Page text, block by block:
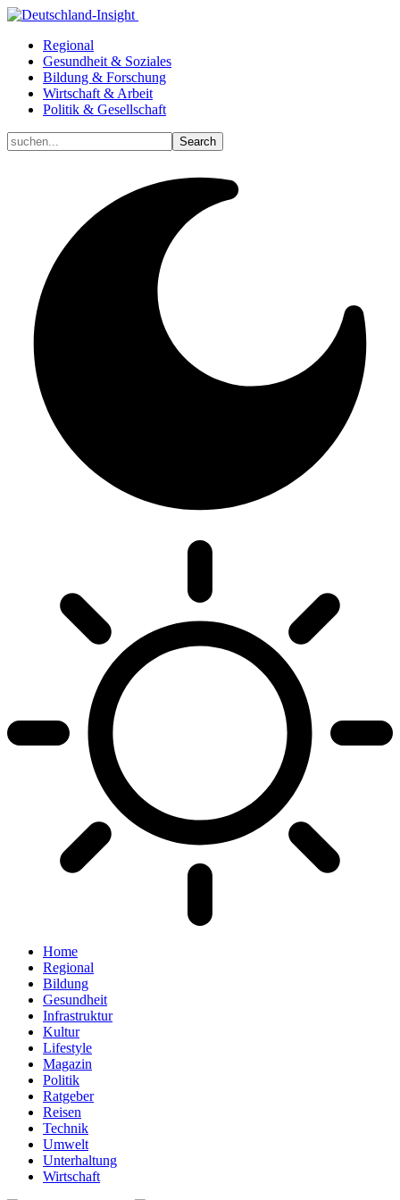
Regional
Gesundheit & Soziales
Bildung & Forschung
Wirtschaft & Arbeit
Politik & Gesellschaft
Home
Regional
Bildung
Gesundheit
Infrastruktur
Kultur
Lifestyle
Magazin
Politik
Ratgeber
Reisen
Technik
Umwelt
Unterhaltung
Wirtschaft